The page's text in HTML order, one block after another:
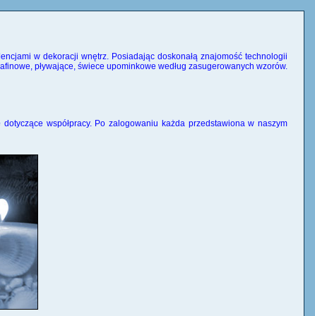
w dekoracji wnętrz. Posiadając doskonałą znajomość technologii
pływające, świece upominkowe według zasugerowanych wzorów.
współpracy. Po zalogowaniu każda przedstawiona w naszym